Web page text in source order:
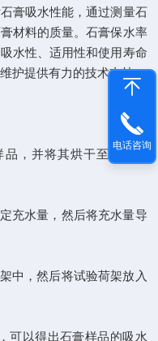
膏吸水性能，通过测量石
材料的质量。石膏保水率
水性、适用性和使用寿命
护提供有力的技术支持。
，并将其烘干至恒定质
水量，然后将充水量导
，然后将试验荷架放入
以得出石膏样品的吸水
电话咨询